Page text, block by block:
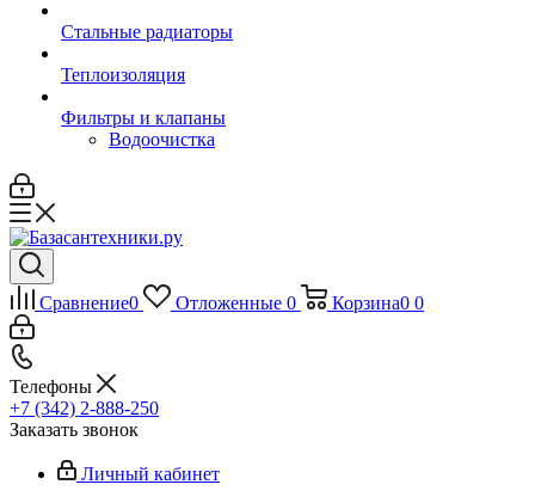
Стальные радиаторы
Теплоизоляция
Фильтры и клапаны
Водоочистка
Сравнение0 Отложенные 0 Корзина0 0
Телефоны
+7 (342) 2-888-250
Заказать звонок
Личный кабинет